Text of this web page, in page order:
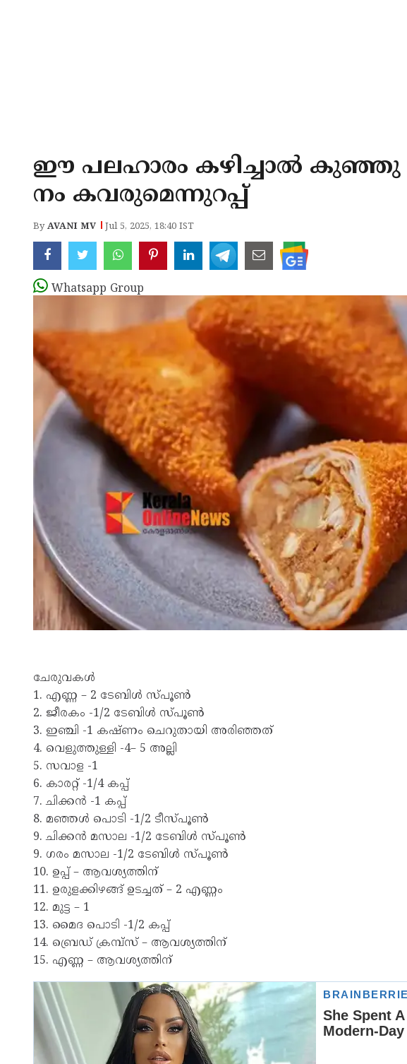
ഈ പലഹാരം കഴിച്ചാൽ കുഞ്ഞു
നം കവരുമെന്നുറപ്പ്
ByAVANI MV Jul 5, 2025, 18:40 IST
Whatsapp Group
ചേരുവകൾ
1. എണ്ണ – 2 ടേബിൾ സ്പൂൺ
2. ജീരകം -1/2 ടേബിൾ സ്പൂൺ
3. ഇഞ്ചി -1 കഷ്ണം ചെറുതായി അരിഞ്ഞത്
4. വെളുത്തുള്ളി -4– 5 അല്ലി
5. സവാള -1
6. കാരറ്റ് -1/4 കപ്പ്‌
7. ചിക്കൻ -1 കപ്പ്‌
8. മഞ്ഞൾ പൊടി -1/2 ടീസ്പൂൺ
9. ചിക്കൻ മസാല -1/2 ടേബിൾ സ്പൂൺ
9. ഗരം മസാല -1/2 ടേബിൾ സ്പൂൺ
10. ഉപ്പ്‌ – ആവശ്യത്തിന്
11. ഉരുളക്കിഴങ്ങ് ഉടച്ചത് – 2 എണ്ണം
12. മുട്ട – 1
13. മൈദ പൊടി -1/2 കപ്പ്
14. ബ്രെഡ് ക്രമ്പ്സ് – ആവശ്യത്തിന്
15. എണ്ണ – ആവശ്യത്തിന്